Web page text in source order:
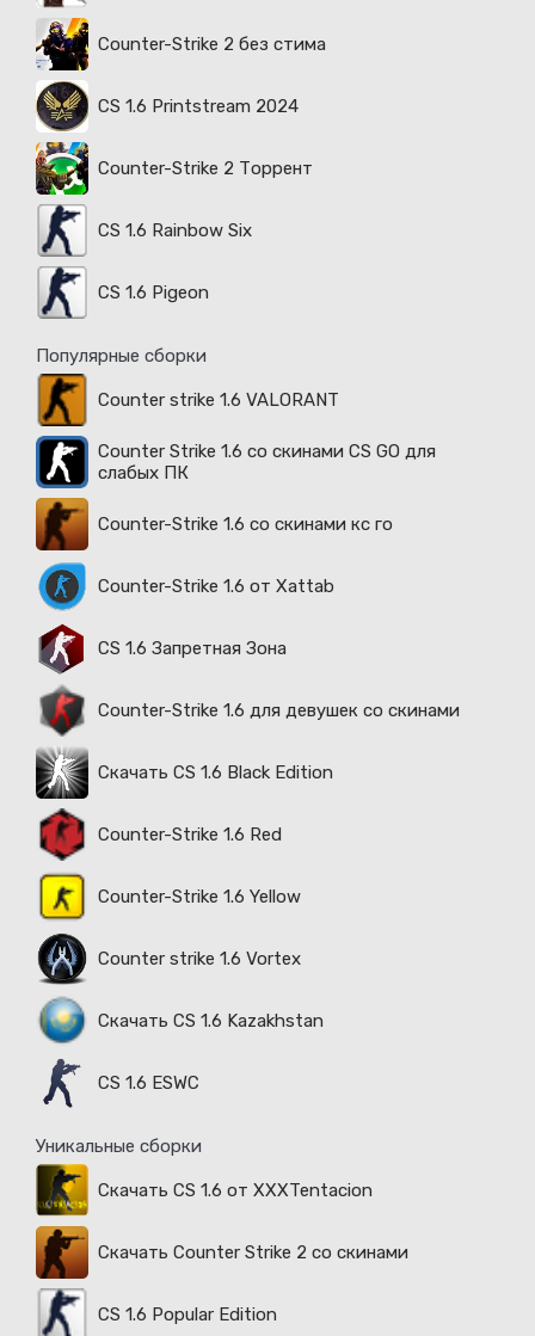
Counter-Strike 2 без стима
CS 1.6 Printstream 2024
Counter-Strike 2 Торрент
CS 1.6 Rainbow Six
CS 1.6 Pigeon
Популярные сборки
Counter strike 1.6 VALORANT
Counter Strike 1.6 со скинами CS GO для
слабых ПК
Counter-Strike 1.6 со скинами кс го
Counter-Strike 1.6 от Xattab
CS 1.6 Запретная Зона
Counter-Strike 1.6 для девушек со скинами
Скачать CS 1.6 Black Edition
Counter-Strike 1.6 Red
Counter-Strike 1.6 Yellow
Counter strike 1.6 Vortex
Скачать CS 1.6 Kazakhstan
CS 1.6 ESWC
Уникальные сборки
Скачать CS 1.6 от XXXTentacion
Скачать Counter Strike 2 со скинами
CS 1.6 Popular Edition